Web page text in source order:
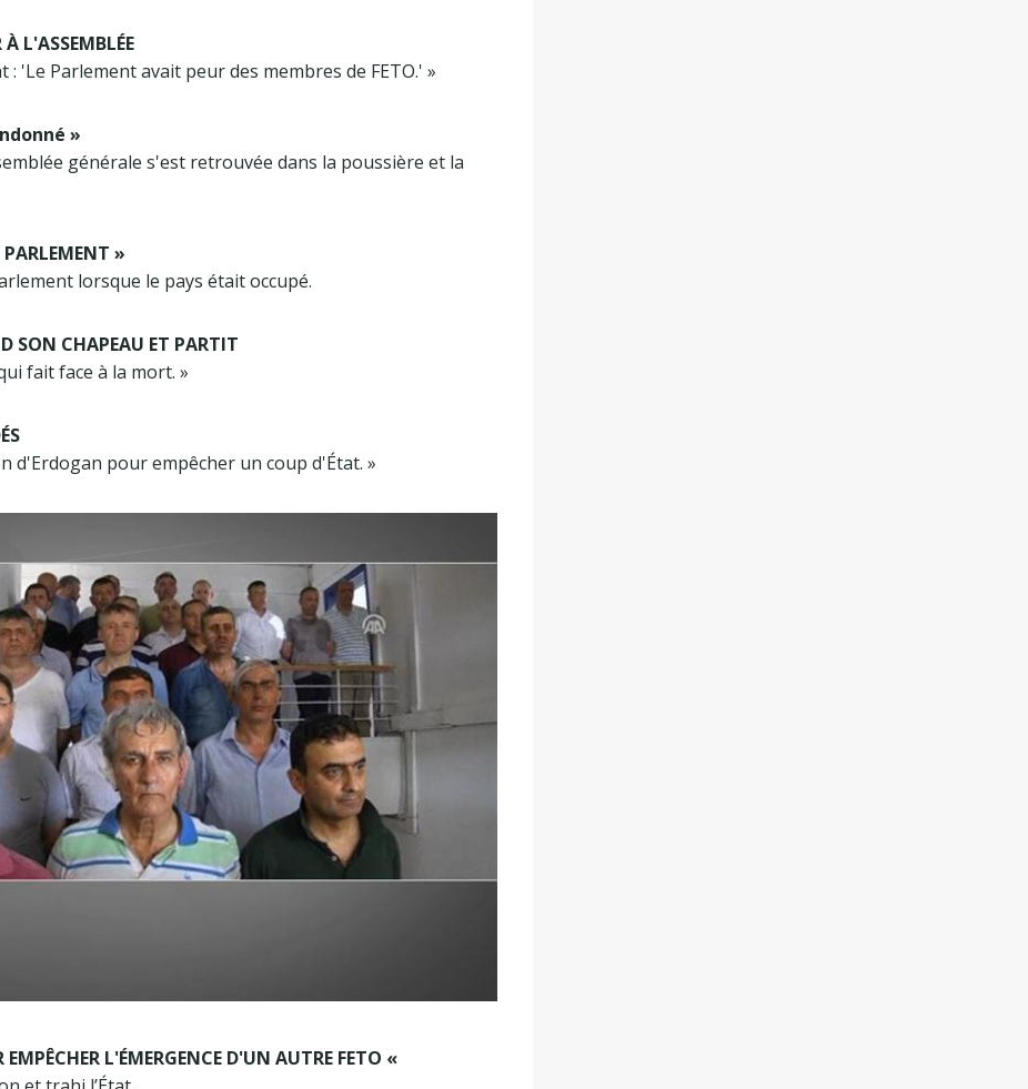
L'ASSEMBLÉE
'Le Parlement avait peur des membres de FETO.' »
»
générale s'est retrouvée dans la poussière et la
PARLEMENT »
lorsque le pays était occupé.
SON CHAPEAU ET PARTIT
fait face à la mort. »
d'Erdogan pour empêcher un coup d'État. »
L'ÉMERGENCE D'UN AUTRE FETO «